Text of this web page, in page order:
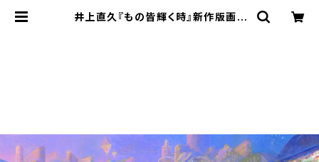
井上直久『もの皆輝く時』新作版画 |